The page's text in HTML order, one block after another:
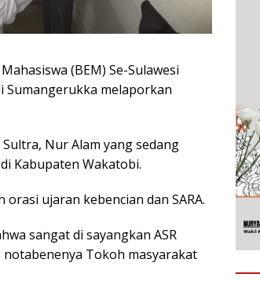
(BEM) Se-Sulawesi
Sumangerukka melaporkan
Nur Alam yang sedang
Kabupaten Wakatobi.
ujaran kebencian dan SARA.
sangat di sayangkan ASR
Tokoh masyarakat